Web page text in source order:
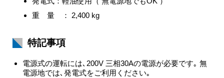
重 量 ： 2,400 kg
特記事項
電源式の運転には､200V 三相30Aの電源が必要です｡ 無
電源地では､発電式をご利用ください｡